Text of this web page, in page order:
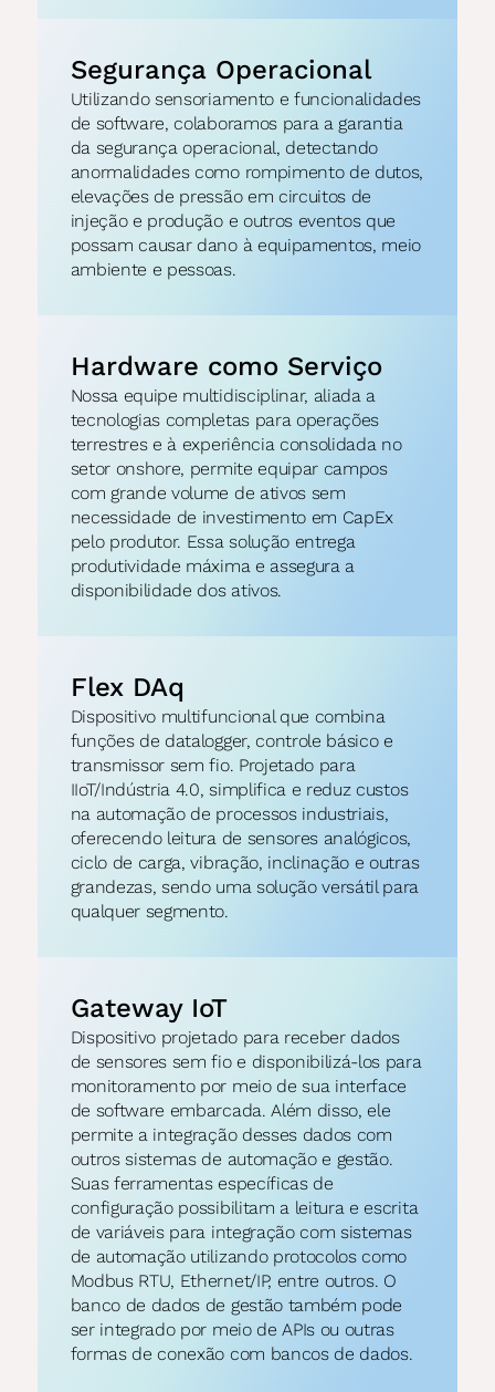
Segurança Operacional
Utilizando sensoriamento e funcionalidades
de software, colaboramos para a garantia
da segurança operacional, detectando
anormalidades como rompimento de dutos,
elevações de pressão em circuitos de
injeção e produção e outros eventos que
possam causar dano à equipamentos, meio
ambiente e pessoas.
Hardware como Serviço
Nossa equipe multidisciplinar, aliada a
tecnologias completas para operações
terrestres e à experiência consolidada no
setor onshore, permite equipar campos
com grande volume de ativos sem
necessidade de investimento em CapEx
pelo produtor. Essa solução entrega
produtividade máxima e assegura a
disponibilidade dos ativos.
Flex DAq
Dispositivo multifuncional que combina
funções de datalogger, controle básico e
transmissor sem fio. Projetado para
IIoT/Indústria 4.0, simplifica e reduz custos
na automação de processos industriais,
oferecendo leitura de sensores analógicos,
ciclo de carga, vibração, inclinação e outras
grandezas, sendo uma solução versátil para
qualquer segmento.
Gateway IoT
Dispositivo projetado para receber dados
de sensores sem fio e disponibilizá-los para
monitoramento por meio de sua interface
de software embarcada. Além disso, ele
permite a integração desses dados com
outros sistemas de automação e gestão.
Suas ferramentas específicas de
configuração possibilitam a leitura e escrita
de variáveis para integração com sistemas
de automação utilizando protocolos como
Modbus RTU, Ethernet/IP, entre outros. O
banco de dados de gestão também pode
ser integrado por meio de APIs ou outras
formas de conexão com bancos de dados.